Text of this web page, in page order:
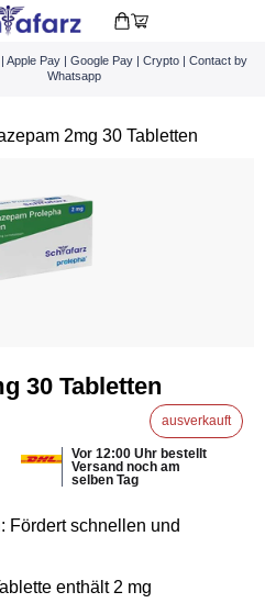
Apple Pay | Google Pay | Crypto | Contact by
Whatsapp
2mg 30 Tabletten
30 Tabletten
ausverkauft
Vor 12:00 Uhr bestellt
Versand noch am
selben Tag
: Fördert schnellen und
enthält 2 mg